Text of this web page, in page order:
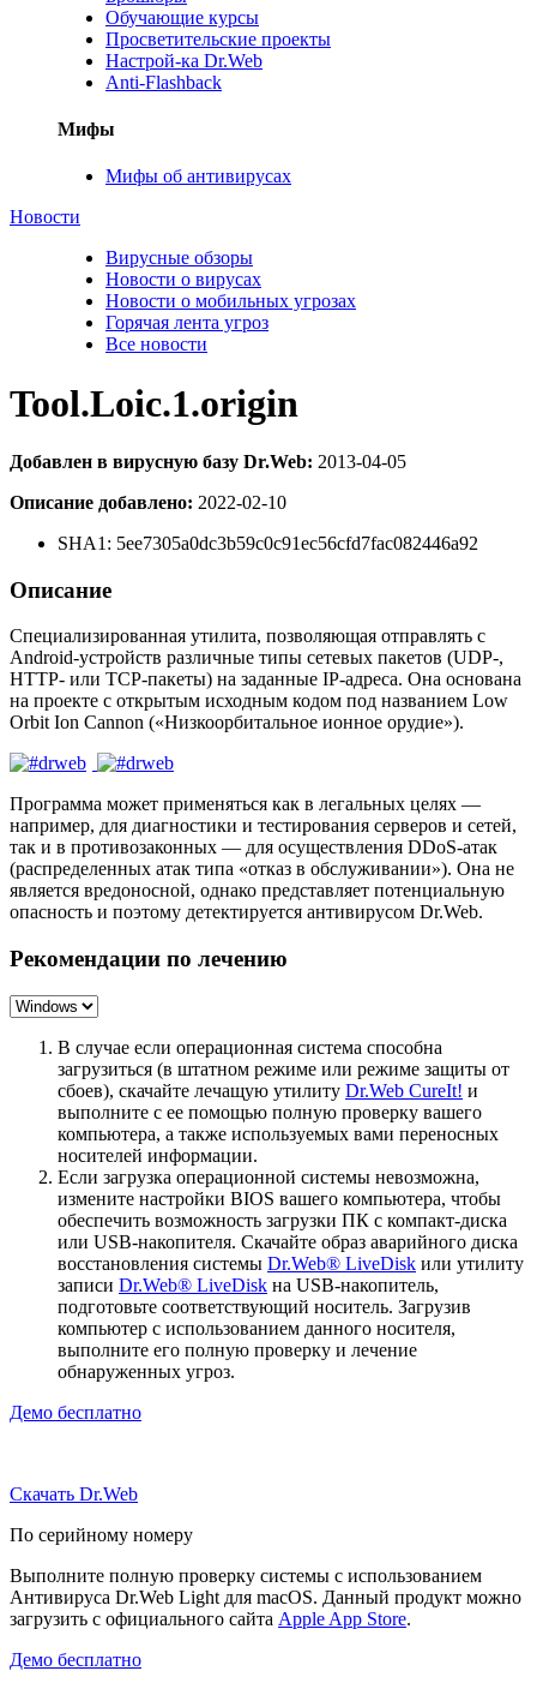
Обучающие курсы
Просветительские проекты
Настрой-ка Dr.Web
Anti-Flashback
Мифы
Мифы об антивирусах
Новости
Вирусные обзоры
Новости о вирусах
Новости о мобильных угрозах
Горячая лента угроз
Все новости
Tool.Loic.1.origin
Добавлен в вирусную базу Dr.Web: 2013-04-05
Описание добавлено: 2022-02-10
SHA1: 5ee7305a0dc3b59c0c91ec56cfd7fac082446a92
Описание
Специализированная утилита, позволяющая отправлять с
Android-устройств различные типы сетевых пакетов (UDP-,
HTTP- или TCP-пакеты) на заданные IP-адреса. Она основана
на проекте с открытым исходным кодом под названием Low
Orbit Ion Cannon («Низкоорбитальное ионное орудие»).
Программа может применяться как в легальных целях —
например, для диагностики и тестирования серверов и сетей,
так и в противозаконных — для осуществления DDoS-атак
(распределенных атак типа «отказ в обслуживании»). Она не
является вредоносной, однако представляет потенциальную
опасность и поэтому детектируется антивирусом Dr.Web.
Рекомендации по лечению
В случае если операционная система способна
загрузиться (в штатном режиме или режиме защиты от
сбоев), скачайте лечащую утилиту Dr.Web CureIt! и
выполните с ее помощью полную проверку вашего
компьютера, а также используемых вами переносных
носителей информации.
Если загрузка операционной системы невозможна,
измените настройки BIOS вашего компьютера, чтобы
обеспечить возможность загрузки ПК с компакт-диска
или USB-накопителя. Скачайте образ аварийного диска
восстановления системы Dr.Web® LiveDisk или утилиту
записи Dr.Web® LiveDisk на USB-накопитель,
подготовьте соответствующий носитель. Загрузив
компьютер с использованием данного носителя,
выполните его полную проверку и лечение
обнаруженных угроз.
Демо бесплатно
Скачать Dr.Web
По серийному номеру
Выполните полную проверку системы с использованием
Антивируса Dr.Web Light для macOS. Данный продукт можно
загрузить с официального сайта Apple App Store.
Демо бесплатно